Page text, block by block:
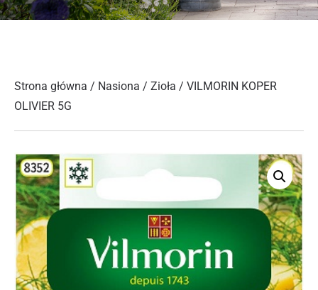
Strona główna / Nasiona / Zioła / VILMORIN KOPER
OLIVIER 5G